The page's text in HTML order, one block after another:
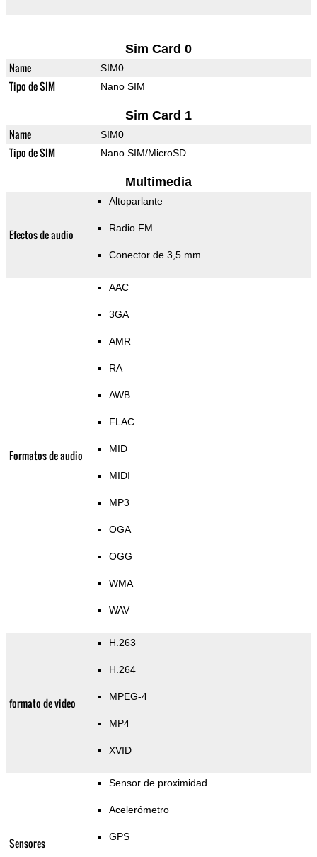
Sim Card 0
Name SIM0
Tipo de SIM Nano SIM
Sim Card 1
Name SIM0
Tipo de SIM Nano SIM/MicroSD
Multimedia
Efectos de audio
Altoparlante
Radio FM
Conector de 3,5 mm
Formatos de audio
AAC
3GA
AMR
RA
AWB
FLAC
MID
MIDI
MP3
OGA
OGG
WMA
WAV
formato de video
H.263
H.264
MPEG-4
MP4
XVID
Sensores
Sensor de proximidad
Acelerómetro
GPS